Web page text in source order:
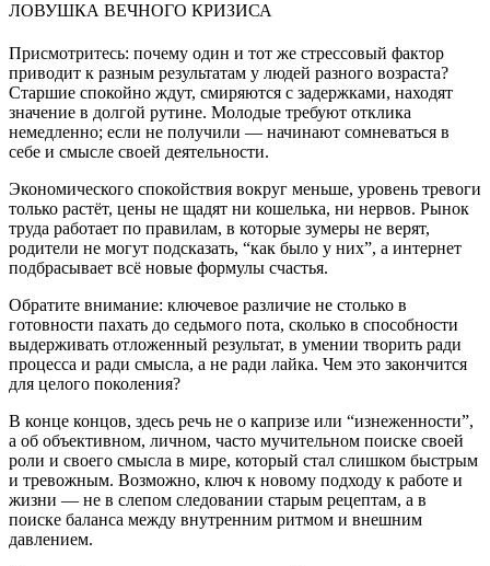
ЛОВУШКА ВЕЧНОГО КРИЗИСА
Присмотритесь: почему один и тот же стрессовый фактор
приводит к разным результатам у людей разного возраста?
Старшие спокойно ждут, смиряются с задержками, находят
значение в долгой рутине. Молодые требуют отклика
немедленно; если не получили — начинают сомневаться в
себе и смысле своей деятельности.
Экономического спокойствия вокруг меньше, уровень тревоги
только растёт, цены не щадят ни кошелька, ни нервов. Рынок
труда работает по правилам, в которые зумеры не верят,
родители не могут подсказать, “как было у них”, а интернет
подбрасывает всё новые формулы счастья.
Обратите внимание: ключевое различие не столько в
готовности пахать до седьмого пота, сколько в способности
выдерживать отложенный результат, в умении творить ради
процесса и ради смысла, а не ради лайка. Чем это закончится
для целого поколения?
В конце концов, здесь речь не о капризе или “изнеженности”,
а об объективном, личном, часто мучительном поиске своей
роли и своего смысла в мире, который стал слишком быстрым
и тревожным. Возможно, ключ к новому подходу к работе и
жизни — не в слепом следовании старым рецептам, а в
поиске баланса между внутренним ритмом и внешним
давлением.